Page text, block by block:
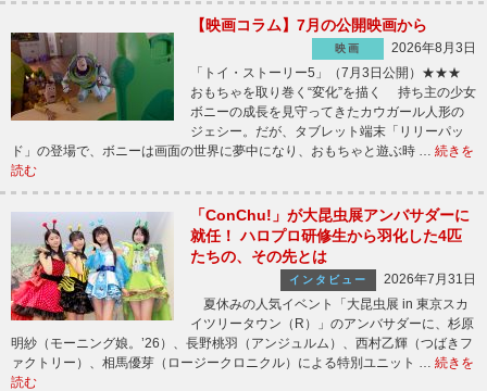
【映画コラム】7月の公開映画から
映画
2026年8月3日
「トイ・ストーリー5」（7月3日公開）★★★
おもちゃを取り巻く“変化”を描く 持ち主の少女
ボニーの成長を見守ってきたカウガール人形の
ジェシー。だが、タブレット端末「リリーパッ
ド」の登場で、ボニーは画面の世界に夢中になり、おもちゃと遊ぶ時 … 続きを
読む
「ConChu!」が大昆虫展アンバサダーに
就任！ ハロプロ研修生から羽化した4匹
たちの、その先とは
インタビュー
2026年7月31日
夏休みの人気イベント「大昆虫展 in 東京スカ
イツリータウン（R）」のアンバサダーに、杉原
明紗（モーニング娘。’26）、長野桃羽（アンジュルム）、西村乙輝（つばきフ
ァクトリー）、相馬優芽（ロージークロニクル）による特別ユニット … 続きを
読む